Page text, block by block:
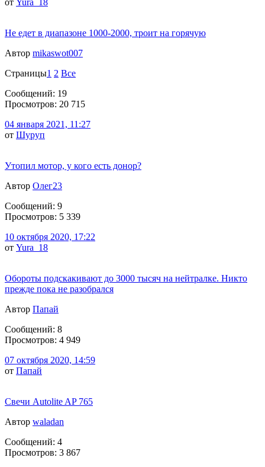
Не едет в диапазоне 1000-2000, троит на горячую
Автор mikaswot007
Страницы1 2 Все
Сообщений: 19
Просмотров: 20 715
04 января 2021, 11:27
от Шуруп
Утопил мотор, у кого есть донор?
Автор Олег23
Сообщений: 9
Просмотров: 5 339
10 октября 2020, 17:22
от Yura_18
Обороты подскакивают до 3000 тысяч на нейтралке. Никто
прежде пока не разобрался
Автор Папай
Сообщений: 8
Просмотров: 4 949
07 октября 2020, 14:59
от Папай
Свечи Autolite AP 765
Автор waladan
Сообщений: 4
Просмотров: 3 867